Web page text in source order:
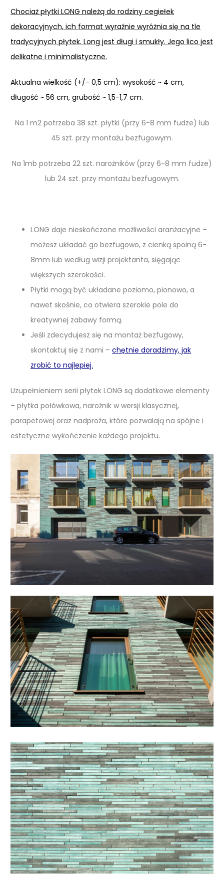
Chociaż płytki LONG należą do rodziny cegiełek
dekoracyjnych, ich format wyraźnie wyróżnia się na tle
tradycyjnych płytek. Long jest długi i smukły. Jego lico jest
delikatne i minimalistyczne.
Aktualna wielkość (+/- 0,5 cm): wysokość ~ 4 cm,
długość ~ 56 cm, grubość ~ 1,5-1,7 cm.
Na 1 m2 potrzeba 38 szt. płytki (przy 6-8 mm fudze) lub
45 szt. przy montażu bezfugowym.
Na 1mb potrzeba 22 szt. narożników (przy 6-8 mm fudze)
lub 24 szt. przy montażu bezfugowym.
LONG daje nieskończone możliwości aranżacyjne –
możesz układać go bezfugowo, z cienką spoiną 6-
8mm lub według wizji projektanta, sięgając
większych szerokości.
Płytki mogą być układane poziomo, pionowo, a
nawet skośnie, co otwiera szerokie pole do
kreatywnej zabawy formą.
Jeśli zdecydujesz się na montaż bezfugowy,
skontaktuj się z nami – chętnie doradzimy, jak
zrobić to najlepiej.
Uzupełnieniem serii płytek LONG są dodatkowe elementy
– płytka połówkowa, narożnik w wersji klasycznej,
parapetowej oraz nadproża, które pozwalają na spójne i
estetyczne wykończenie każdego projektu.